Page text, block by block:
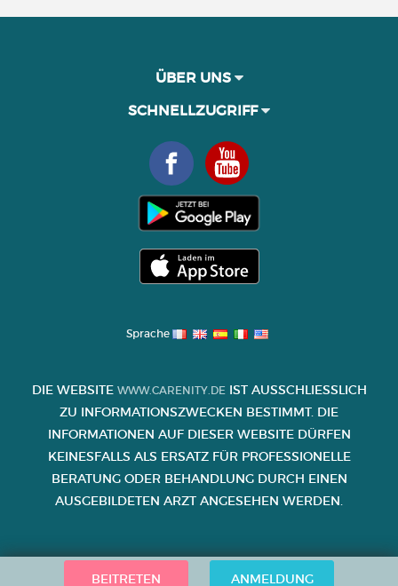
BEITRETEN ANMELDUNG
ÜBER UNS
SCHNELLZUGRIFF
Sprache
DIE WEBSITE WWW.CARENITY.DEIST AUSSCHLIESSLICH Z
U INFORMATIONSZWECKEN BESTIMMT. DIE I
NFORMATIONEN AUF DIESER WEBSITE DÜRFEN K
EINESFALLS ALS ERSATZ FÜR PROFESSIONELLE B
ERATUNG ODER BEHANDLUNG DURCH EINEN A
USGEBILDETEN ARZT ANGESEHEN WERDEN.